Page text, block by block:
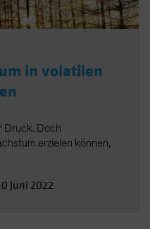
in volatilen
Druck. Doch
erzielen können,
Juni 2022